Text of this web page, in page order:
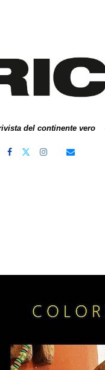
del continente vero